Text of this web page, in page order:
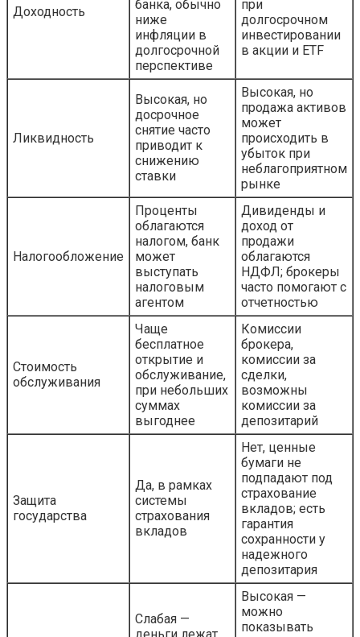
Доходность
банка, обычно
ниже
инфляции в
долгосрочной
перспективе
при
долгосрочном
инвестировании
в акции и ETF
Ликвидность
Высокая, но
досрочное
снятие часто
приводит к
снижению
ставки
Высокая, но
продажа активов
может
происходить в
убыток при
неблагоприятном
рынке
Налогообложение
Проценты
облагаются
налогом, банк
может
выступать
налоговым
агентом
Дивиденды и
доход от
продажи
облагаются
НДФЛ; брокеры
часто помогают с
отчетностью
Стоимость
обслуживания
Чаще
бесплатное
открытие и
обслуживание,
при небольших
суммах
выгоднее
Комиссии
брокера,
комиссии за
сделки,
возможны
комиссии за
депозитарий
Защита
государства
Да, в рамках
системы
страхования
вкладов
Нет, ценные
бумаги не
подпадают под
страхование
вкладов; есть
гарантия
сохранности у
надежного
депозитария
Слабая —
Высокая —
можно
показывать